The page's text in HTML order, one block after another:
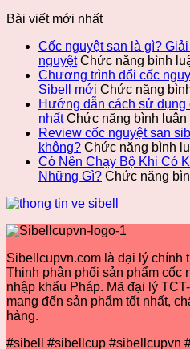
Bài viết mới nhất
Cốc nguyệt san là gì?
nguyệt Chức năng bình
Chương trình đổi cốc
Sibell mới Chức năng
Hướng dẫn cách sử dụng
nhất Chức năng bình luận
Review cốc nguyệt san
không? Chức năng bình
Có Nên Chạy Bộ Khi Có
Những Gì? Chức năng
Sibellcupvn.com là đại lý chính
Thịnh phân phối sản phẩm cốc
nhập khẩu Pháp. Mã đại lý
mang đến sản phẩm tốt nhất,
hàng.
#sibell #sibellcup #sibellcupvn